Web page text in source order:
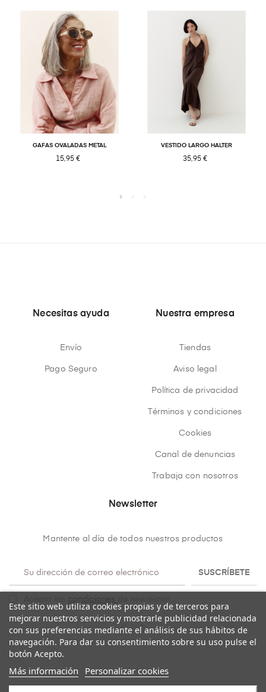
GAFAS OVALADAS METAL
15,95 €
VESTIDO LARGO HALTER
35,95 €
Necesitas ayuda
Envío
Pago Seguro
Nuestra empresa
Tiendas
Aviso legal
Política de privacidad
Términos y condiciones
Cookies
Canal de denuncias
Trabaja con nosotros
Newsletter
Mantente al día de todos nuestros productos
SUSCRÍBETE
condiciones
Este sitio web utiliza cookies propias y de terceros para
mejorar nuestros servicios y mostrarle publicidad relacionada
con sus preferencias mediante el análisis de sus hábitos de
navegación. Para dar su consentimiento sobre su uso pulse el
botón Acepto.
Más información Personalizar cookies